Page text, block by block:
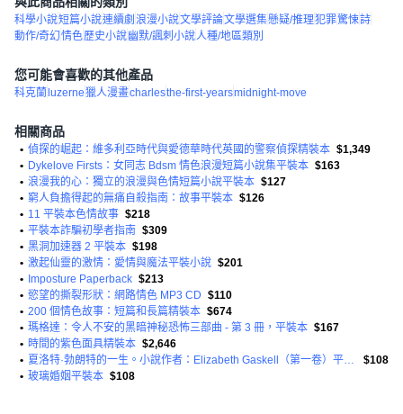
科學小說短篇小說連續劇 浪漫小說文學評論文學選集懸疑/推理犯罪驚悚詩
動作/奇幻情色歷史小說 幽默/諷刺小說人種/地區類別
您可能會喜歡的其他產品
科克蘭 luzerne獵人漫畫charlesthe-first-yearsmidnight-move
相關商品
• 偵探的崛起：維多利亞時代與愛德華時代英國的警察偵探精裝本 $1,349
• Dykelove Firsts：女同志 Bdsm 情色浪漫短篇小說集平裝本 $163
• 浪漫我的心：獨立的浪漫與色情短篇小說平裝本 $127
• 窮人負擔得起的無痛自殺指南：故事平裝本 $126
• 11 平裝本色情故事 $218
• 平裝本詐騙初學者指南 $309
• 黑洞加速器 2 平裝本 $198
• 激起仙靈的激情：愛情與魔法平裝小說 $201
•
Imposture Paperback $213
• 慾望的撕裂形狀：網路情色 MP3 CD $110
• 200 個情色故事：短篇和長篇精裝本 $674
• 瑪格達：令人不安的黑暗神秘恐怖三部曲 - 第 3 冊，平裝本 $167
• 時間的紫色面具精裝本 $2,646
•
夏洛特·勃朗特的一生。小說作者：Elizabeth Gaskell（第一卷）平裝本
$108
• 玻璃婚姻平裝本 $108